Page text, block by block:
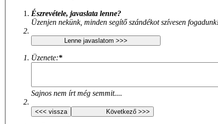
Észrevétele, javaslata lenne?
Üzenjen nekünk, minden segítő szándékot szívesen
Üzenete:*
Sajnos nem írt még semmit....